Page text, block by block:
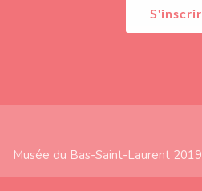
Musée du Bas-Saint-Laurent
Subfooter